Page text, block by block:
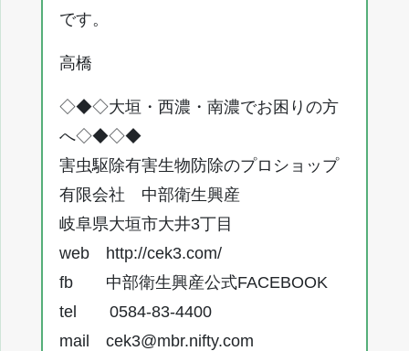
です。
高橋
◇◆◇大垣・西濃・南濃でお困りの方
へ◇◆◇◆
害虫駆除有害生物防除のプロショップ
有限会社 中部衛生興産
岐阜県大垣市大井3丁目
web http://cek3.com/
fb 中部衛生興産公式FACEBOOK
tel 0584-83-4400
mail cek3@mbr.nifty.com